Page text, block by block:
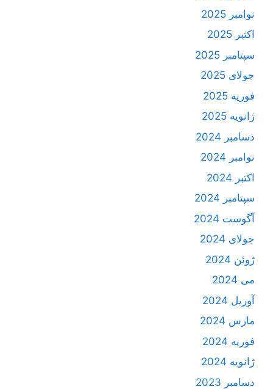
نوامبر 2025
اکتبر 2025
سپتامبر 2025
جولای 2025
فوریه 2025
ژانویه 2025
دسامبر 2024
نوامبر 2024
اکتبر 2024
سپتامبر 2024
آگوست 2024
جولای 2024
ژوئن 2024
می 2024
آوریل 2024
مارس 2024
فوریه 2024
ژانویه 2024
دسامبر 2023